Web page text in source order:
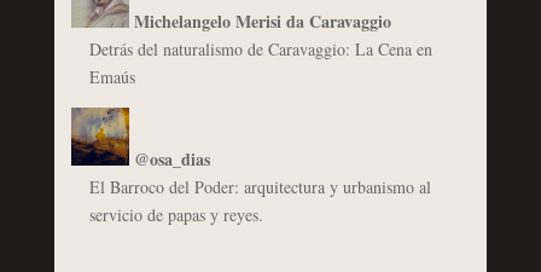
Michelangelo Merisi da Caravaggio
Detrás del naturalismo de Caravaggio: La Cena en
Emaús
@osa_dias
El Barroco del Poder: arquitectura y urbanismo al
servicio de papas y reyes.